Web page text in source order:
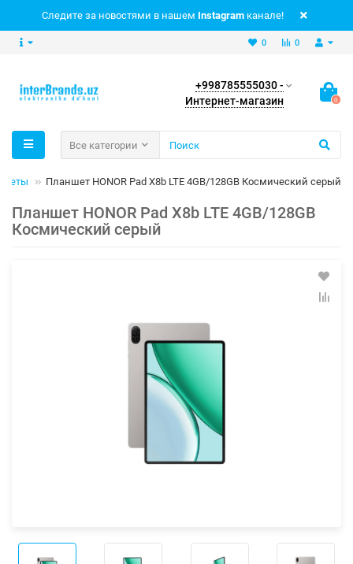
Следите за новостями в нашем Instagram канале!
0
0
+998785555030 -
Интернет-магазин
0
Все категории
Планшет HONOR Pad X8b LTE 4GB/128GB Космический серый
Планшет HONOR Pad X8b LTE 4GB/128GB
Космический серый